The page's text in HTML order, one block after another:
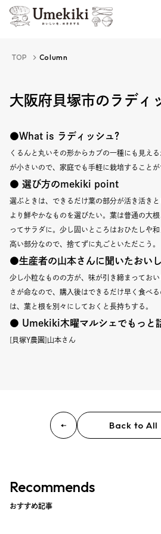
About
History
Food Study
Column
Paper
Event
Umekiki木曜マルシェ
限定フェア
TOP Column
大阪府貝塚市のラディ
●What is ラディッシュ?
くるんと丸いその形からカブの一種にも見え
が小さいので、家庭でも手軽に栽培することが
● 選び方のmekiki point
選ぶときは、できるだけ葉の部分が活き活き
より鮮やかなものを選びたい。葉は普通の大
ってサラダに。少し固いところはおひたしや
高い部分なので、捨てずに丸ごといただこう。
●生産者の山本さんに聞いたおい
少し小粒なものの方が、味が引き締まってお
さが命なので、購入後はできるだけ早く食べ
は、葉と根を別々にしておくと長持ちする。
● Umekiki木曜マルシェでもっと
[貝塚Y農園]山本さん
Back to All
Recommends
おすすめ記事